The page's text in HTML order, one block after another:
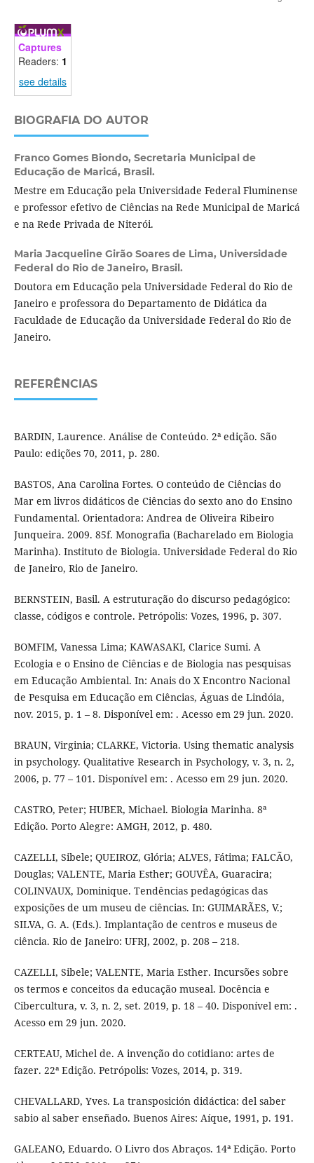
Captures
Readers: 1
see details
BIOGRAFIA DO AUTOR
Franco Gomes Biondo, Secretaria Municipal de
Educação de Maricá, Brasil.
Mestre em Educação pela Universidade Federal Fluminense
e professor efetivo de Ciências na Rede Municipal de Maricá
e na Rede Privada de Niterói.
Maria Jacqueline Girão Soares de Lima, Universidade
Federal do Rio de Janeiro, Brasil.
Doutora em Educação pela Universidade Federal do Rio de
Janeiro e professora do Departamento de Didática da
Faculdade de Educação da Universidade Federal do Rio de
Janeiro.
REFERÊNCIAS
BARDIN, Laurence. Análise de Conteúdo. 2ª edição. São
Paulo: edições 70, 2011, p. 280.
BASTOS, Ana Carolina Fortes. O conteúdo de Ciências do
Mar em livros didáticos de Ciências do sexto ano do Ensino
Fundamental. Orientadora: Andrea de Oliveira Ribeiro
Junqueira. 2009. 85f. Monografia (Bacharelado em Biologia
Marinha). Instituto de Biologia. Universidade Federal do Rio
de Janeiro, Rio de Janeiro.
BERNSTEIN, Basil. A estruturação do discurso pedagógico:
classe, códigos e controle. Petrópolis: Vozes, 1996, p. 307.
BOMFIM, Vanessa Lima; KAWASAKI, Clarice Sumi. A
Ecologia e o Ensino de Ciências e de Biologia nas pesquisas
em Educação Ambiental. In: Anais do X Encontro Nacional
de Pesquisa em Educação em Ciências, Águas de Lindóia,
nov. 2015, p. 1 – 8. Disponível em: . Acesso em 29 jun. 2020.
BRAUN, Virginia; CLARKE, Victoria. Using thematic analysis
in psychology. Qualitative Research in Psychology, v. 3, n. 2,
2006, p. 77 – 101. Disponível em: . Acesso em 29 jun. 2020.
CASTRO, Peter; HUBER, Michael. Biologia Marinha. 8ª
Edição. Porto Alegre: AMGH, 2012, p. 480.
CAZELLI, Sibele; QUEIROZ, Glória; ALVES, Fátima; FALCÃO,
Douglas; VALENTE, Maria Esther; GOUVÊA, Guaracira;
COLINVAUX, Dominique. Tendências pedagógicas das
exposições de um museu de ciências. In: GUIMARÃES, V.;
SILVA, G. A. (Eds.). Implantação de centros e museus de
ciência. Rio de Janeiro: UFRJ, 2002, p. 208 – 218.
CAZELLI, Sibele; VALENTE, Maria Esther. Incursões sobre
os termos e conceitos da educação museal. Docência e
Cibercultura, v. 3, n. 2, set. 2019, p. 18 – 40. Disponível em: .
Acesso em 29 jun. 2020.
CERTEAU, Michel de. A invenção do cotidiano: artes de
fazer. 22ª Edição. Petrópolis: Vozes, 2014, p. 319.
CHEVALLARD, Yves. La transposición didáctica: del saber
sabio al saber enseñado. Buenos Aires: Aíque, 1991, p. 191.
GALEANO, Eduardo. O Livro dos Abraços. 14ª Edição. Porto